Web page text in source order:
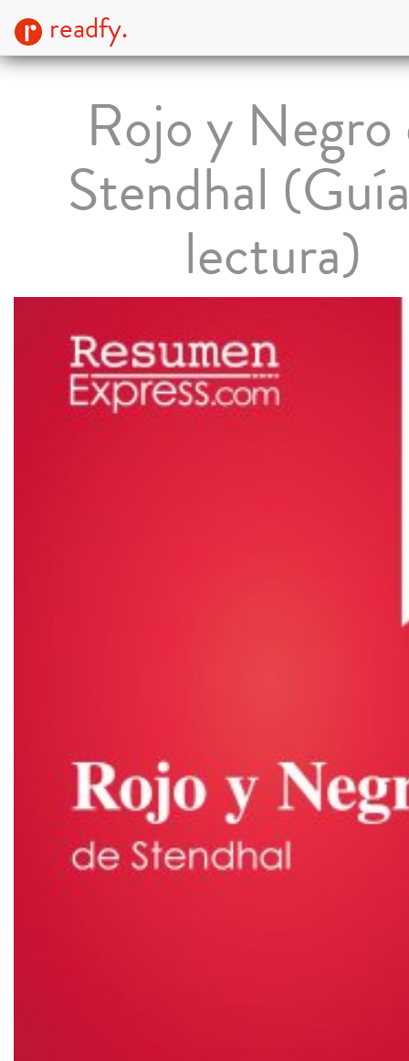
readfy.
Rojo y Negro
Stendhal
lectura)